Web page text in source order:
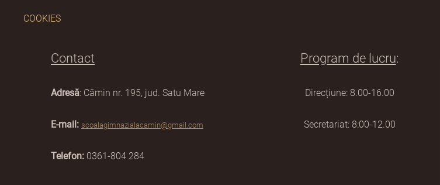
COOKIES
Contact
Adresă: Cămin nr. 195, jud. Satu Mare
E-mail: scoalagimnazialacamin@gmail.com
Telefon: 0361-804 284
Program de lucru:
Direcțiune: 8.00-16.00
Secretariat: 8:00-12.00